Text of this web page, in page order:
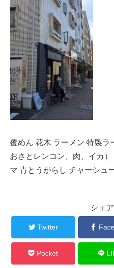
覆めん 花木 ラーメン 特製ラ
おさとレンコン、肉、イカ
マ 青とうがらし チャーシュ
シェ
Twitter
Pocket